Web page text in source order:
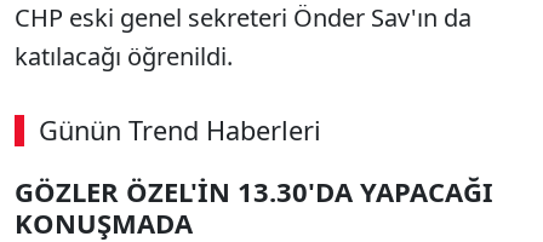
CHP eski genel sekreteri Önder Sav'ın da
katılacağı öğrenildi.
Günün Trend Haberleri
GÖZLER ÖZEL'İN 13.30'DA YAPACAĞI
KONUŞMADA